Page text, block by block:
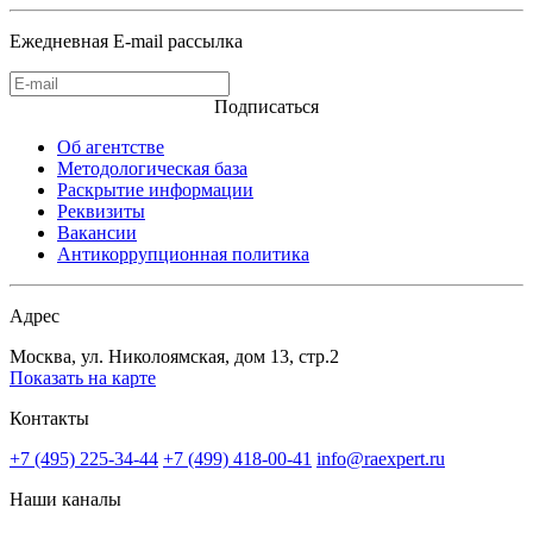
Ежедневная E-mail рассылка
Подписаться
Об агентстве
Методологическая база
Раскрытие информации
Реквизиты
Вакансии
Антикоррупционная политика
Адрес
Москва, ул. Николоямская, дом 13, стр.2
Показать на карте
Контакты
+7 (495) 225-34-44 +7 (499) 418-00-41 info@raexpert.ru
Наши каналы